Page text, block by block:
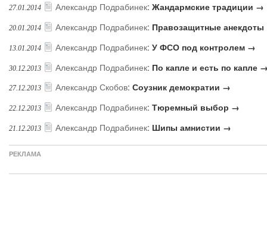
27.01.2014 Александр Подрабинек: Жандармские традиции →
20.01.2014 Александр Подрабинек: Правозащитные
13.01.2014 Александр Подрабинек: У ФСО под контролем →
30.12.2013 Александр Подрабинек: По капле и есть по капле
27.12.2013 Александр Скобов: Соузник демократии →
22.12.2013 Александр Подрабинек: Тюремный выбор →
21.12.2013 Александр Подрабинек: Шипы амнистии →
РЕКЛАМА